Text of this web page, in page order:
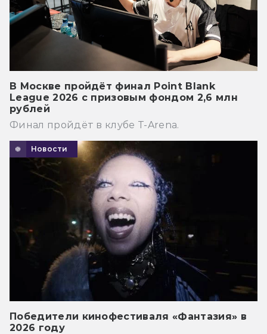
В Москве пройдёт финал Point Blank
League 2026 с призовым фондом 2,6 млн
рублей
Финал пройдёт в клубе T-Arena.
Новости
Победители кинофестиваля «Фантазия» в
2026 году